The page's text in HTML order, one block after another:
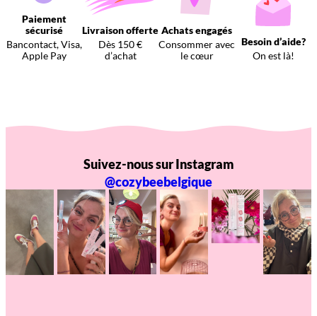
Paiement
sécurisé
Bancontact, Visa,
Apple Pay
Livraison offerte
Dès 150 €
d’achat
Achats engagés
Consommer avec
le cœur
Besoin d’aide?
On est là!
Suivez-nous sur Instagram
@cozybeebelgique